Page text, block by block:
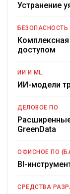
Устранение
БЕЗОПАСНОСТЬ
доступом
ИИ И ML
ИИ-модели
ДЕЛОВОЕ ПО
GreenData
ОФИСНОЕ ПО
BI-
СРЕДСТВА